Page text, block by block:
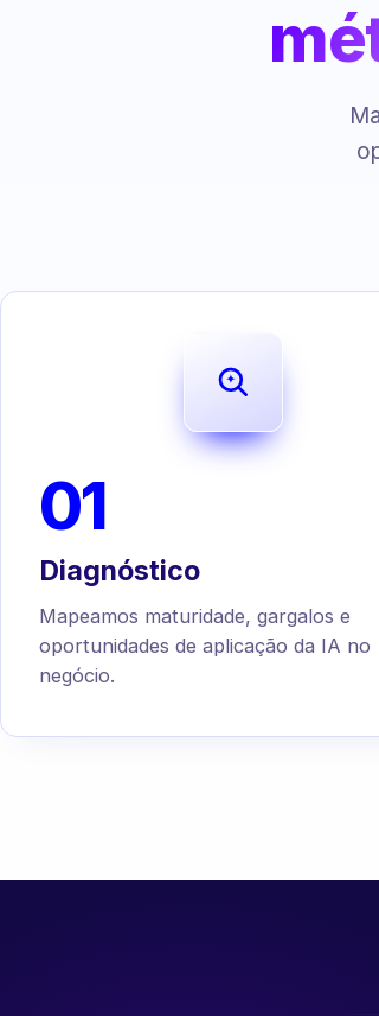
01
Diagnóstico
Mapeamos maturidade, gargalos e
oportunidades de aplicação da IA no
negócio.